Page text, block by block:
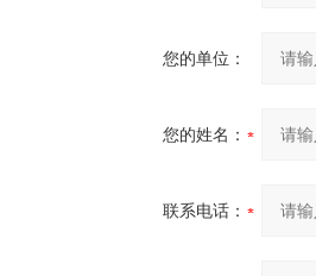
您的单位：
您的姓名：
联系电话：